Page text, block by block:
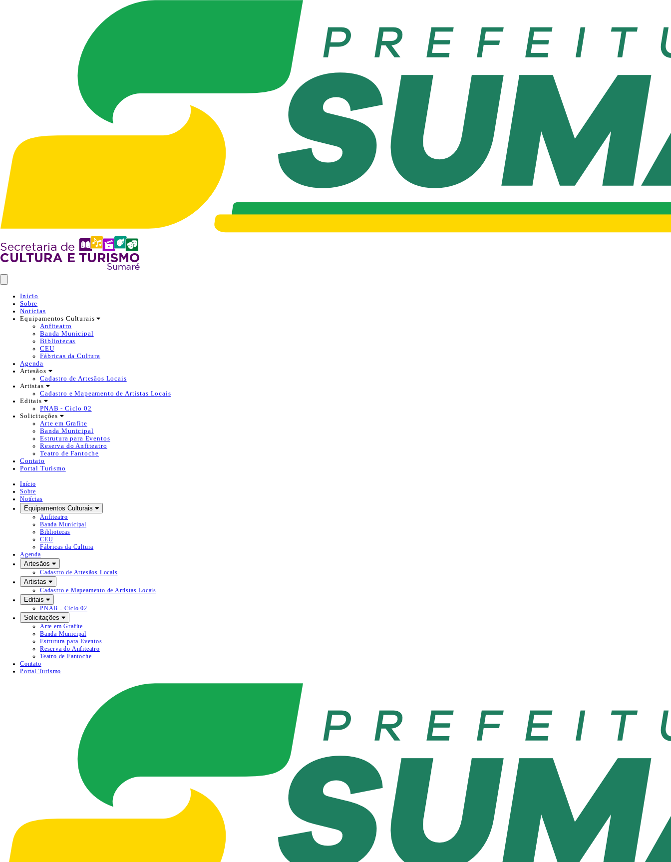
Início
Sobre
Notícias
Equipamentos Culturais
Anfiteatro
Banda Municipal
Bibliotecas
CEU
Fábricas da Cultura
Agenda
Artesãos
Cadastro de Artesãos Locais
Artistas
Cadastro e Mapeamento de Artistas Locais
Editais
PNAB - Ciclo 02
Solicitações
Arte em Grafite
Banda Municipal
Estrutura para Eventos
Reserva do Anfiteatro
Teatro de Fantoche
Contato
Portal Turismo
Início
Sobre
Notícias
Equipamentos Culturais
Anfiteatro
Banda Municipal
Bibliotecas
CEU
Fábricas da Cultura
Agenda
Artesãos
Cadastro de Artesãos Locais
Artistas
Cadastro e Mapeamento de Artistas Locais
Editais
PNAB - Ciclo 02
Solicitações
Arte em Grafite
Banda Municipal
Estrutura para Eventos
Reserva do Anfiteatro
Teatro de Fantoche
Contato
Portal Turismo